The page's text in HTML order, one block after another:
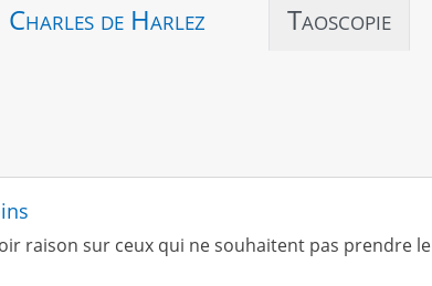
Charles de Harlez Taoscopie
raison sur ceux qui ne souhaitent pas prendre le